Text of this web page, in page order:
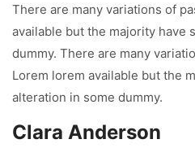
There are many variations of
available but the majority have
dummy. There are many
Lorem lorem available but the
alteration in some dummy.
Clara Anderson